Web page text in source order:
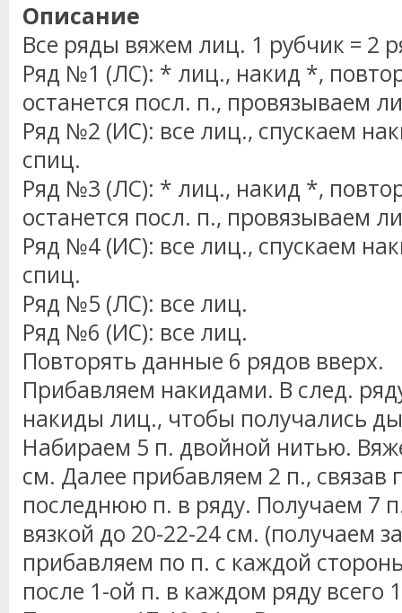
Описание
Все ряды вяжем лиц. 1 рубчик = 2
Ряд №1 (ЛС): * лиц., накид *,
останется посл. п., провязываем
Ряд №2 (ИС): все лиц., спускаем
спиц.
Ряд №3 (ЛС): * лиц., накид *,
останется посл. п., провязываем
Ряд №4 (ИС): все лиц., спускаем
спиц.
Ряд №5 (ЛС): все лиц.
Ряд №6 (ИС): все лиц.
Повторять данные 6 рядов вверх.
Прибавляем накидами. В след.
накиды лиц., чтобы получались
Набираем 5 п. двойной нитью.
см. Далее прибавляем 2 п., связав
последнюю п. в ряду. Получаем 7
вязкой до 20-22-24 см. (получаем
прибавляем по п. с каждой
после 1-ой п. в каждом ряду всего